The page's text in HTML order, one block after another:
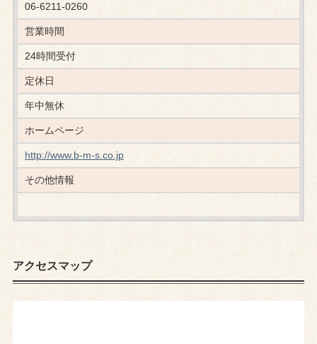
06-6211-0260
営業時間
24時間受付
定休日
年中無休
ホームページ
http://www.b-m-s.co.jp
その他情報
アクセスマップ